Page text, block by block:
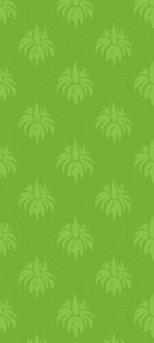
at,
létre. A
is okozhat.
birtoklást,
+ Levegő
fűtVipaka:
t, Pitta-t.
, hajdina ,
meleg
íti a
az